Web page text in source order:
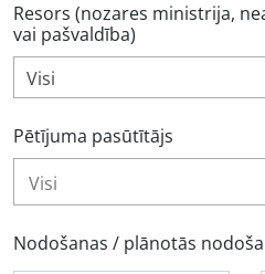
Resors (nozares ministrija,
vai pašvaldība)
Visi
Pētījuma pasūtītājs
Nodošanas / plānotās